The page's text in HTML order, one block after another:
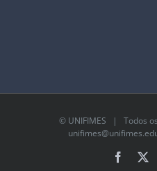
© UNIFIMES | Todos